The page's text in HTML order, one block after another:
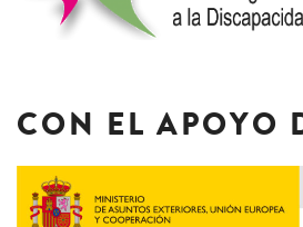
CON EL APOYO